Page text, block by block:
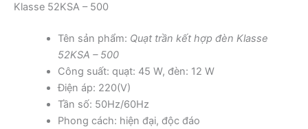
Klasse 52KSA – 500
Tên sản phẩm: Quạt trần kết hợp đèn Klasse
52KSA – 500
Công suất: quạt: 45 W, đèn: 12 W
Điện áp: 220(V)
Tần số: 50Hz/60Hz
Phong cách: hiện đại, độc đáo